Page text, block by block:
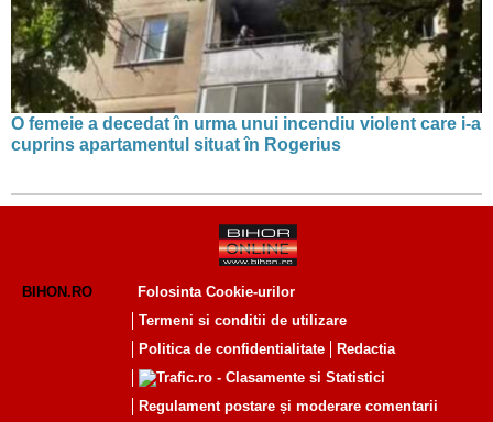
O femeie a decedat în urma unui incendiu violent care i-a
cuprins apartamentul situat în Rogerius
BIHON.RO
Folosinta Cookie-urilor
Termeni si conditii de utilizare
Politica de confidentialitate
Redactia
Regulament postare și moderare comentarii